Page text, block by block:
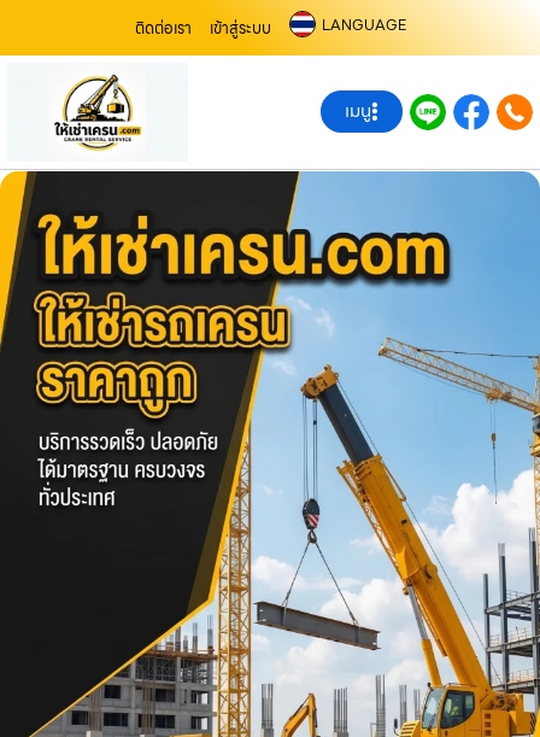
ติดต่อเรา เข้าสู่ระบบ LANGUAGE
เมนู